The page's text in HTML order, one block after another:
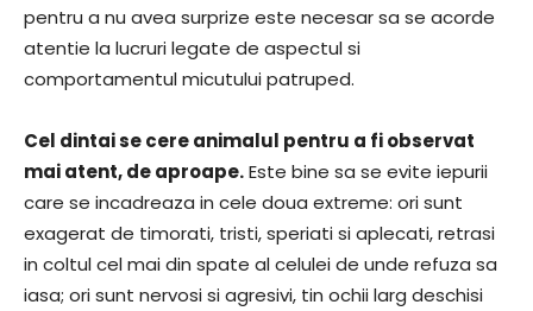
pentru a nu avea surprize este necesar sa se acorde
atentie la lucruri legate de aspectul si
comportamentul micutului patruped.
Cel dintai se cere animalul pentru a fi observat
mai atent, de aproape.Este bine sa se evite iepurii
care se incadreaza in cele doua extreme: ori sunt
exagerat de timorati, tristi, speriati si aplecati, retrasi
in coltul cel mai din spate al celulei de unde refuza sa
iasa; ori sunt nervosi si agresivi, tin ochii larg deschisi